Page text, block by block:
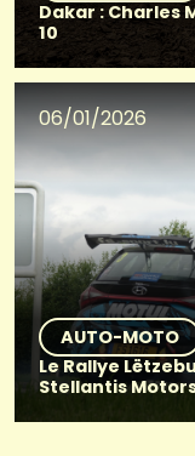
Dakar : Charles
10
06/01/2026
AUTO-MOTO
Le Rallye
Stellantis